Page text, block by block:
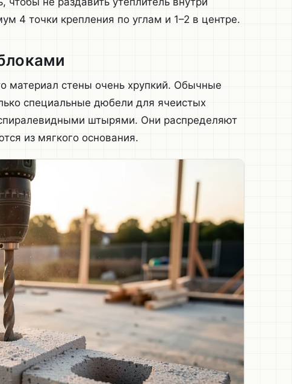
4 точки крепления по углам и 1–2 в центре.
материал стены очень хрупкий. Обычные
специальные дюбели для ячеистых
штырями. Они распределяют
из мягкого основания.